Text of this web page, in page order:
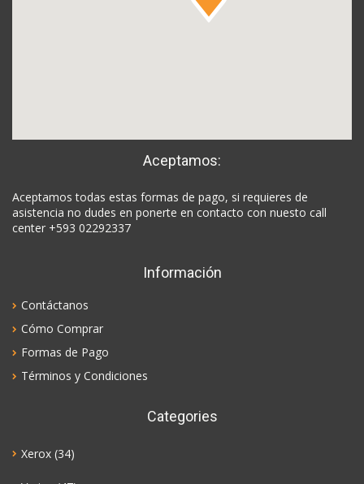
Aceptamos:
Aceptamos todas estas formas de pago, si requieres de
asistencia no dudes en ponerte en contacto con nuesto call
center +593 02292337
Información
Contáctanos
Cómo Comprar
Formas de Pago
Términos y Condiciones
Categories
Xerox (34)